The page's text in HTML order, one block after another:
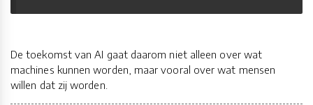
De toekomst van AI gaat daarom niet alleen over wat
machines kunnen worden, maar vooral over wat mensen
willen dat zij worden.